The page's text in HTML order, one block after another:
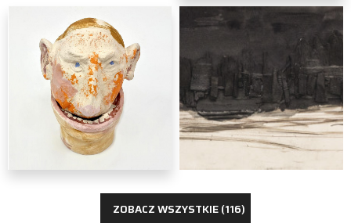
rzeźba
ZOBACZ WSZYSTKIE (116)